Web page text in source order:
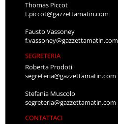
Thomas Piccot
t.piccot@gazzettamatin.com
Fausto Vassoney
f.vassoney@gazzettamatin.com
SEGRETERIA
Roberta Prodoti
segreteria@gazzettamatin.com
Stefania Muscolo
segreteria@gazzettamatin.com
CONTATTACI